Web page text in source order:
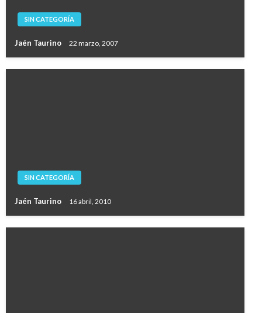
SIN CATEGORÍA
Jaén Taurino 22 marzo, 2007
SIN CATEGORÍA
Jaén Taurino 16 abril, 2010